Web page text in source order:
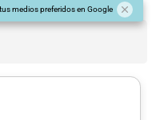
medios preferidos en Google